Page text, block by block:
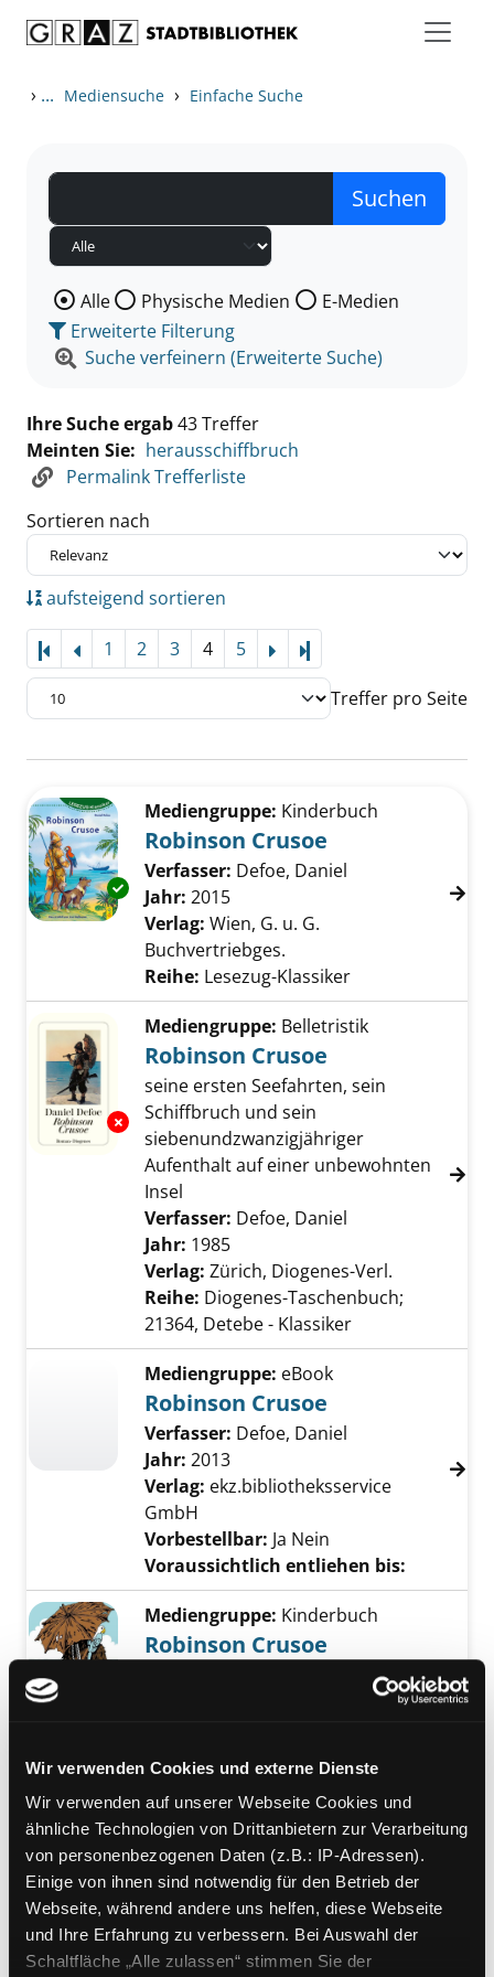
Wir verwenden Cookies und externe Dienste
Wir verwenden auf unserer Webseite Cookies und
ähnliche Technologien von Drittanbietern zur Verarbeitung
von personenbezogenen Daten (z.B.: IP-Adressen).
Einige von ihnen sind notwendig für den Betrieb der
Webseite, während andere uns helfen, diese Webseite
und Ihre Erfahrung zu verbessern. Bei Auswahl der
Schaltfläche „Alle zulassen“ stimmen Sie der
› ... Mediensuche › Einfache Suche
Wählen Sie die Medienart nach der Sie suchen wollen.
Alle Physische Medien
E-Medien
Erweiterte Filterung
Suche verfeinern (Erweiterte Suche)
Ihre Suche ergab43 Treffer
Meinten Sie: herausschiffbruch
Permalink Trefferliste
Sortieren nach
aufsteigend sortieren
1 2 3 4 5
Treffer pro Seite
Zu den Suchfiltern springen
Exemplar-Details von Robinson Crusoe
Mediengruppe: Kinderbuch
Robinson Crusoe
Verfasser: Defoe, Daniel
Jahr: 2015
Verlag: Wien, G. u. G.
Buchvertriebges.
Reihe: Lesezug-Klassiker
Exemplar-Details von Robinson Crusoe
Mediengruppe: Belletristik
Robinson Crusoe
seine ersten Seefahrten, sein
Schiffbruch und sein
siebenundzwanzigjähriger
Aufenthalt auf einer unbewohnten
Insel
Verfasser: Defoe, Daniel
Jahr: 1985
Verlag: Zürich, Diogenes-Verl.
Reihe: Diogenes-Taschenbuch;
21364, Detebe - Klassiker
Mediengruppe: eBook
Robinson Crusoe
Verfasser: Defoe, Daniel
Jahr: 2013
Verlag: ekz.bibliotheksservice
GmbH
Vorbestellbar: Ja Nein
Voraussichtlich entliehen bis:
Exemplar-Details von Robinson Crusoe
Mediengruppe: Kinderbuch
Robinson Crusoe
Suche nach
Würzburg, Arena
Mediengruppe:eBook
Wenn das Schlachten
vorbei ist
Roman
Verfasser:
Boyle, Tom Coraghessan
2012
München, Hanser
Vorbestellbar:
Nein